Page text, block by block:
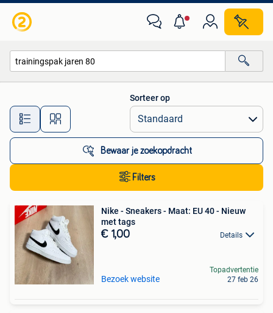
Alle afstanden…
Sorteer op
Bewaar je zoekopdracht
Filters
Nike - Sneakers - Maat: EU 40 - Nieuw
met tags
€ 1,00 Details
Bezoek website
Topadvertentie
27 feb 26